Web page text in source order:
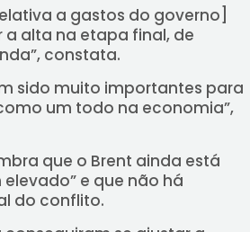
a gastos do governo]
alta na etapa final, de
constata.
sido muito importantes para
um todo na economia”,
que o Brent ainda está
e que não há
do conflito.